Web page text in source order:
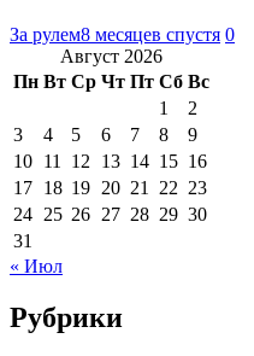
За рулем8 месяцев спустя 0
Август 2026
Пн Вт Ср Чт Пт Сб Вс
1
2
3
4 5 6 7 8
9
10 11 12 13 14 15 16
17 18 19 20 21 22 23
24 25 26 27 28 29 30
31
« Июл
Рубрики